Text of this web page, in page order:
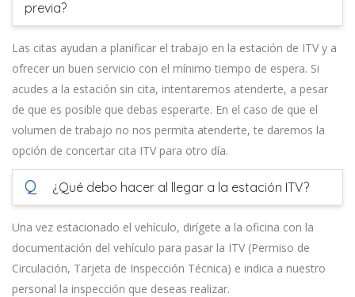
previa?
Las citas ayudan a planificar el trabajo en la estación de ITV y a
ofrecer un buen servicio con el mínimo tiempo de espera. Si
acudes a la estación sin cita, intentaremos atenderte, a pesar
de que es posible que debas esperarte. En el caso de que el
volumen de trabajo no nos permita atenderte, te daremos la
opción de concertar cita ITV para otro día.
Q ¿Qué debo hacer al llegar a la estación ITV?
Una vez estacionado el vehículo, dirígete a la oficina con la
documentación del vehículo para pasar la ITV (Permiso de
Circulación, Tarjeta de Inspección Técnica) e indica a nuestro
personal la inspección que deseas realizar.